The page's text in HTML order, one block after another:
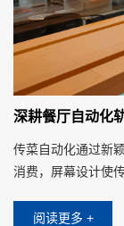
深耕餐厅自动化
传菜自动化通过新
消费，屏幕设计使
要其他操作设置
阅读更多 +